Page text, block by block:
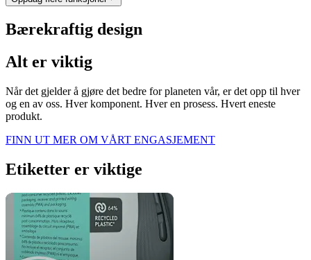
Bærekraftig design
Alt er viktig
Når det gjelder å gjøre det bedre for planeten vår, er det opp til hver
og en av oss. Hver komponent. Hver en prosess. Hvert eneste
produkt.
FINN UT MER OM VÅRT ENGASJEMENT
Etiketter er viktige